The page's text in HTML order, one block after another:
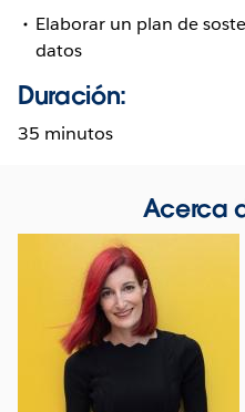
Elaborar un plan de
datos
Duración:
35 minutos
Acerca